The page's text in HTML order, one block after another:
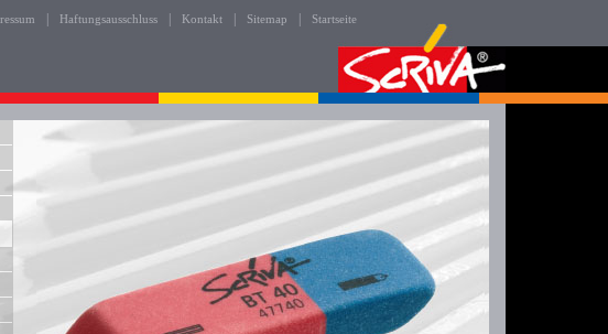
Haftungsausschluss Kontakt Sitemap Startseite